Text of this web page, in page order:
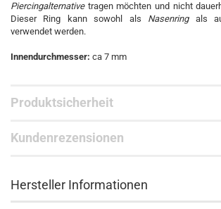
Piercingalternative tragen möchten und nicht
Dieser Ring kann sowohl als Nasenring als
verwendet werden.
Innendurchmesser: ca 7 mm
Produktsicherheit
Kundenrezensionen
Hersteller Informationen